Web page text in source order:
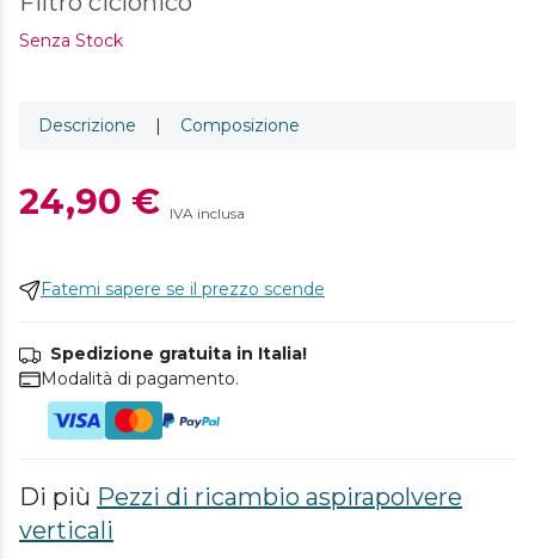
Senza Stock
Descrizione | Composizione
24,90 € IVA inclusa
Fatemi sapere se il prezzo scende
Spedizione gratuita in Italia!
Modalità di pagamento.
Di più Pezzi di ricambio aspirapolvere
verticali